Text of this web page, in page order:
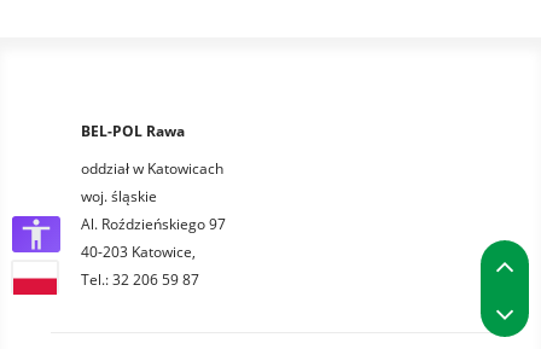
BEL-POL Rawa
oddział w Katowicach
woj. śląskie
Al. Roździeńskiego 97
40-203 Katowice,
Tel.: 32 206 59 87